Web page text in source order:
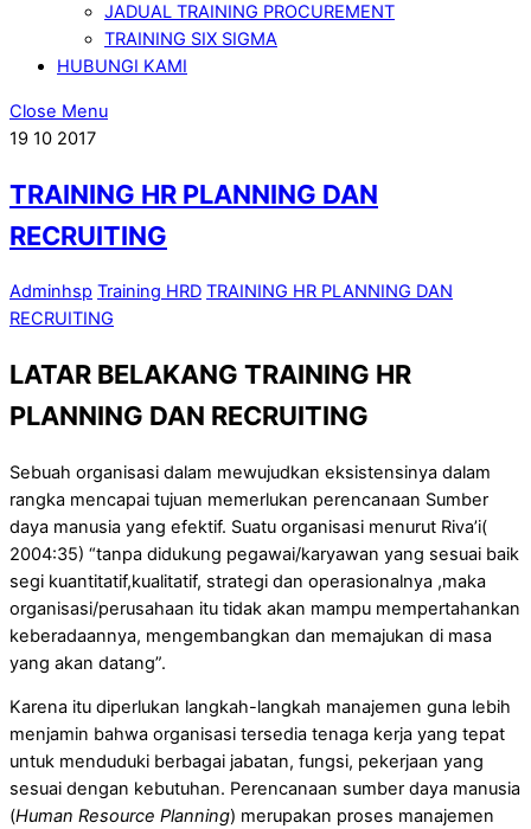
JADUAL TRAINING PROCUREMENT
TRAINING SIX SIGMA
HUBUNGI KAMI
Close Menu
19 10 2017
TRAINING HR PLANNING DAN
RECRUITING
Adminhsp Training HRD TRAINING HR PLANNING DAN
RECRUITING
LATAR BELAKANG TRAINING HR
PLANNING DAN RECRUITING
Sebuah organisasi dalam mewujudkan eksistensinya dalam
rangka mencapai tujuan memerlukan perencanaan Sumber
daya manusia yang efektif. Suatu organisasi menurut Riva’i(
2004:35) “tanpa didukung pegawai/karyawan yang sesuai baik
segi kuantitatif,kualitatif, strategi dan operasionalnya ,maka
organisasi/perusahaan itu tidak akan mampu mempertahankan
keberadaannya, mengembangkan dan memajukan di masa
yang akan datang”.
Karena itu diperlukan langkah-langkah manajemen guna lebih
menjamin bahwa organisasi tersedia tenaga kerja yang tepat
untuk menduduki berbagai jabatan, fungsi, pekerjaan yang
sesuai dengan kebutuhan. Perencanaan sumber daya manusia
(Human Resource Planning) merupakan proses manajemen